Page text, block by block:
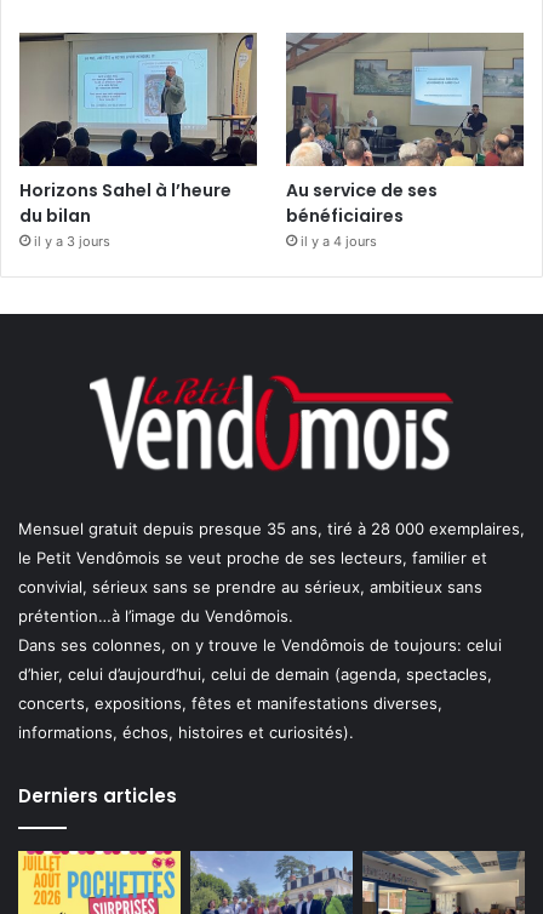
Horizons Sahel à l’heure
du bilan
il y a 3 jours
Au service de ses
bénéficiaires
il y a 4 jours
Mensuel gratuit depuis presque 35 ans, tiré à 28 000 exemplaires,
le Petit Vendômois se veut proche de ses lecteurs, familier et
convivial, sérieux sans se prendre au sérieux, ambitieux sans
prétention…à l’image du Vendômois.
Dans ses colonnes, on y trouve le Vendômois de toujours: celui
d’hier, celui d’aujourd’hui, celui de demain (agenda, spectacles,
concerts, expositions, fêtes et manifestations diverses,
informations, échos, histoires et curiosités).
Derniers articles